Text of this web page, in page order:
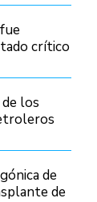
crítico
los
de
de